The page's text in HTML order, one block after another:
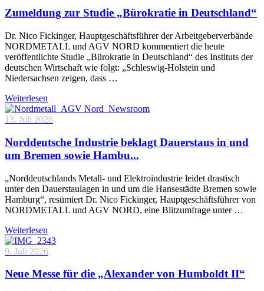
Zumeldung zur Studie „Bürokratie in Deutschland“
Dr. Nico Fickinger, Hauptgeschäftsführer der Arbeitgeberverbände
NORDMETALL und AGV NORD kommentiert die heute
veröffentlichte Studie „Bürokratie in Deutschland“ des Instituts der
deutschen Wirtschaft wie folgt: „Schleswig-Holstein und
Niedersachsen zeigen, dass …
Weiterlesen
13. Juli 2026
Norddeutsche Industrie beklagt Dauerstaus in und
um Bremen sowie Hambu...
„Norddeutschlands Metall- und Elektroindustrie leidet drastisch
unter den Dauerstaulagen in und um die Hansestädte Bremen sowie
Hamburg“, resümiert Dr. Nico Fickinger, Hauptgeschäftsführer von
NORDMETALL und AGV NORD, eine Blitzumfrage unter …
Weiterlesen
9. Juli 2026
Neue Messe für die „Alexander von Humboldt II“